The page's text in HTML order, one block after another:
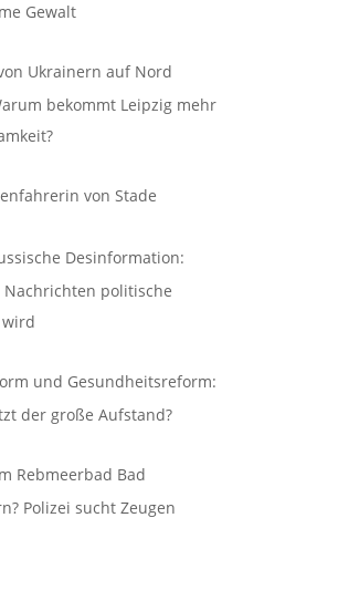
Gewalt
Ukrainern auf Nord
bekommt Leipzig mehr
von Stade
Desinformation:
Nachrichten politische
und Gesundheitsreform:
der große Aufstand?
Rebmeerbad Bad
Polizei sucht Zeugen